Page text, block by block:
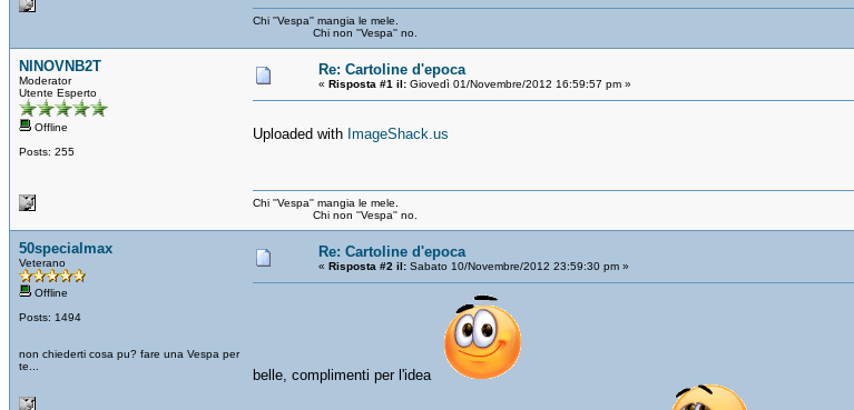
Chi ''Vespa'' mangia le mele.
Chi non ''Vespa'' no.
NINOVNB2T
Moderator
Utente Esperto
Offline
Posts: 255
Re: Cartoline d'epoca
« Risposta #1 il: Giovedì 01/Novembre/2012 16:59:57 pm »
Uploaded with ImageShack.us
Chi ''Vespa'' mangia le mele.
Chi non ''Vespa'' no.
50specialmax
Veterano
Offline
Posts: 1494
non chiederti cosa pu? fare una Vespa per
te...
Re: Cartoline d'epoca
« Risposta #2 il: Sabato 10/Novembre/2012 23:59:30 pm »
belle, complimenti per l'idea